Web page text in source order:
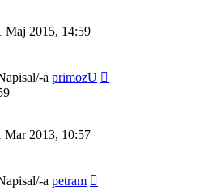
Maj 2015, 14:59
a primozU
Mar 2013, 10:57
a petram